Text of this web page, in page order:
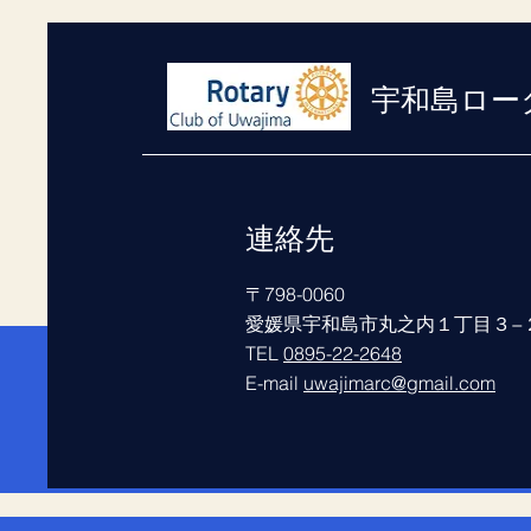
宇和島ロ
連絡先
〒798-0060
愛媛県宇和島市丸之内１丁目３−
TEL 0895-22-2648
E-mail uwajimarc@gmail.com